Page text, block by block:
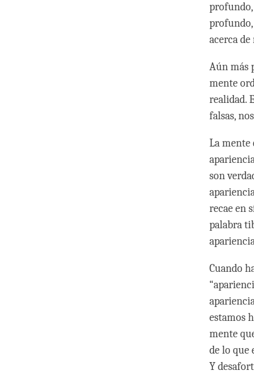
profundo,
profundo,
acerca
Aún más
mente
realidad.
falsas,
La mente
son
recae en
palabra
Cuando
estamos
mente
de lo que
Y